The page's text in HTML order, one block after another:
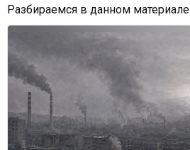
Разбираемся в данном материале